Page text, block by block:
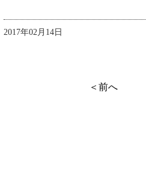
2017年02月14日
＜前へ